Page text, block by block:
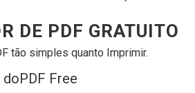
DE PDF GRATUITO
tão simples quanto Imprimir.
doPDF Free